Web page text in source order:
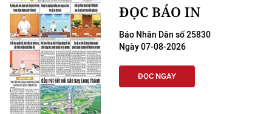
ĐỌC BÁO IN
Báo Nhân Dân số 25830
Ngày 07-08-2026
ĐỌC NGAY